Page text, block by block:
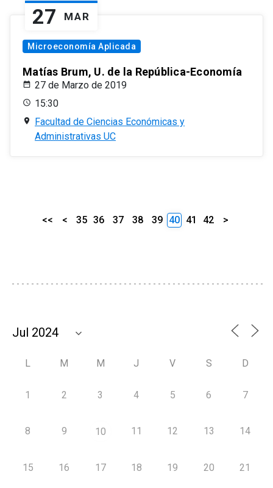
27 MAR
Microeconomía Aplicada
Matías Brum, U. de la República-Economía
27 de Marzo de 2019
15:30
Facultad de Ciencias Económicas y
Administrativas UC
<< < 35 36 37 38 39 40 41 42 >
L M M J V S D
1 2 3 4 5 6 7
8 9 10 11 12 13 14
15 16 17 18 19 20 21